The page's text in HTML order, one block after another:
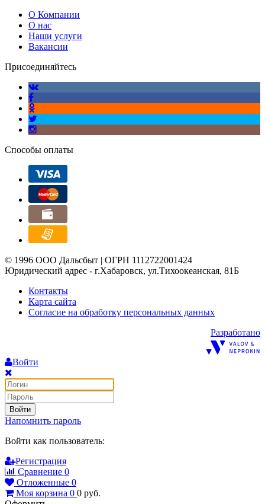
О Компании
О нас
Наши услуги
Вакансии
Присоединяйтесь
Способы оплаты
© 1996 ООО Дальсбыт | ОГРН 1112722001424
Юридический адрес - г.Хабаровск, ул.Тихоокеанская, 81Б
Контакты
Карта сайта
Согласие на обработку персональных данных
Разработано
Войти
Войти
Напомнить пароль
Войти как пользователь:
Регистрация
Сравнение 0
Отложенные 0
Моя корзина 0 0 руб.